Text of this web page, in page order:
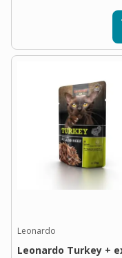
Leonardo
Leonardo Turkey +